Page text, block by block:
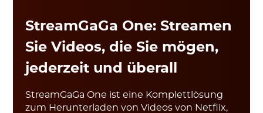
StreamGaGa One: Streamen
Sie Videos, die Sie mögen,
jederzeit und überall
StreamGaGa One ist eine Komplettlösung
zum Herunterladen von Videos von Netflix,